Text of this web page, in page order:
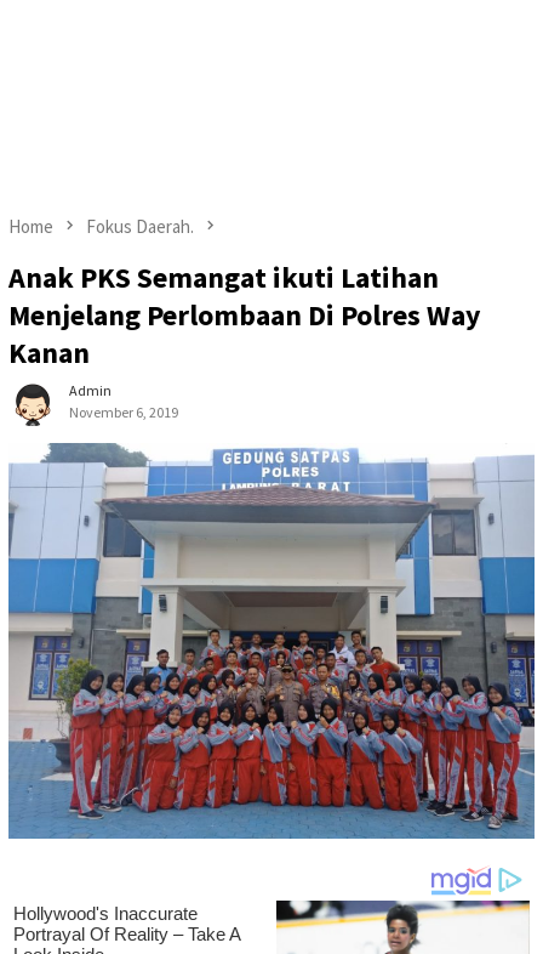
Home Fokus Daerah.
Anak PKS Semangat ikuti Latihan
Menjelang Perlombaan Di Polres Way
Kanan
Admin
November 6, 2019